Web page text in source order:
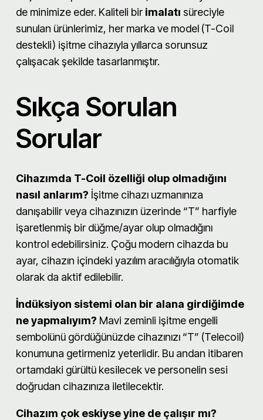
de minimize eder. Kaliteli bir imalatı süreciyle
sunulan ürünlerimiz, her marka ve model (T-Coil
destekli) işitme cihazıyla yıllarca sorunsuz
çalışacak şekilde tasarlanmıştır.
Sıkça Sorulan
Sorular
Cihazımda T-Coil özelliği olup olmadığını
nasıl anlarım? İşitme cihazı uzmanınıza
danışabilir veya cihazınızın üzerinde “T” harfiyle
işaretlenmiş bir düğme/ayar olup olmadığını
kontrol edebilirsiniz. Çoğu modern cihazda bu
ayar, cihazın içindeki yazılım aracılığıyla otomatik
olarak da aktif edilebilir.
İndüksiyon sistemi olan bir alana girdiğimde
ne yapmalıyım? Mavi zeminli işitme engelli
sembolünü gördüğünüzde cihazınızı “T” (Telecoil)
konumuna getirmeniz yeterlidir. Bu andan itibaren
ortamdaki gürültü kesilecek ve personelin sesi
doğrudan cihazınıza iletilecektir.
Cihazım çok eskiyse yine de çalışır mı?